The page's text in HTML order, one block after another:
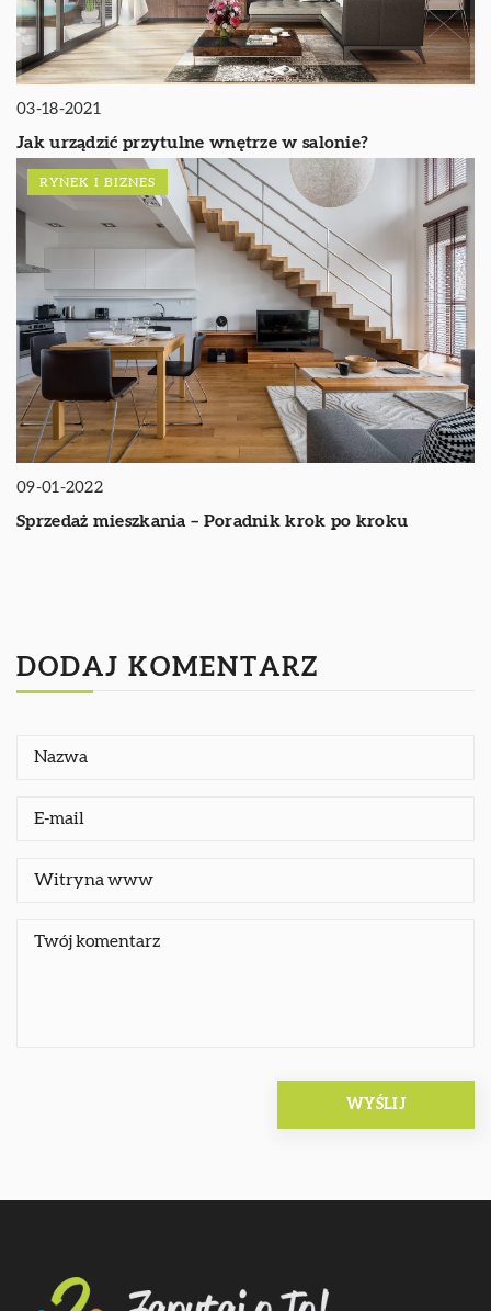
03-18-2021
Jak urządzić przytulne wnętrze w salonie?
RYNEK I BIZNES
09-01-2022
Sprzedaż mieszkania – Poradnik krok po kroku
DODAJ KOMENTARZ